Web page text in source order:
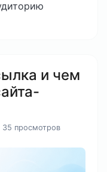
и чем
35 просмотров